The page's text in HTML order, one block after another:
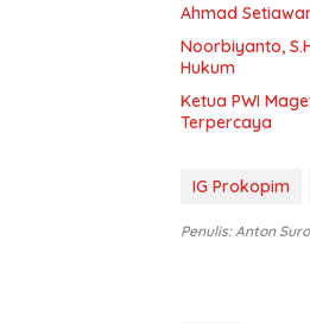
Ahmad
Noorbiyanto,
Hukum
Ketua PWI
Terpercaya
IG Prokopim
Penulis: Anton